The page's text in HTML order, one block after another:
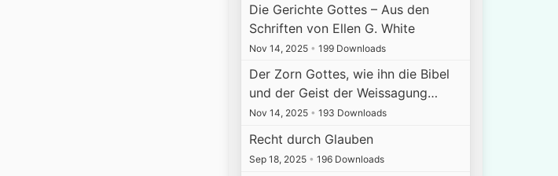
Die Gerichte Gottes – Aus den
Schriften von Ellen G. White
Nov 14, 2025 • 199 Downloads
Der Zorn Gottes, wie ihn die Bibel
und der Geist der Weissagung…
Nov 14, 2025 • 193 Downloads
Recht durch Glauben
Sep 18, 2025 • 196 Downloads